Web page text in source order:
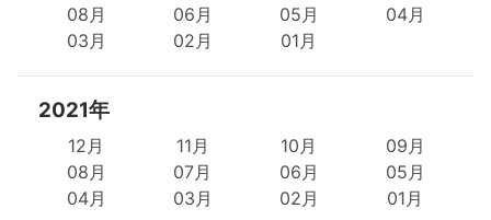
08月
06月 05月
04月
03月
02月 01月
2021年
12月 11月 10月
09月
08月
07月 06月
05月
04月
03月 02月 01月